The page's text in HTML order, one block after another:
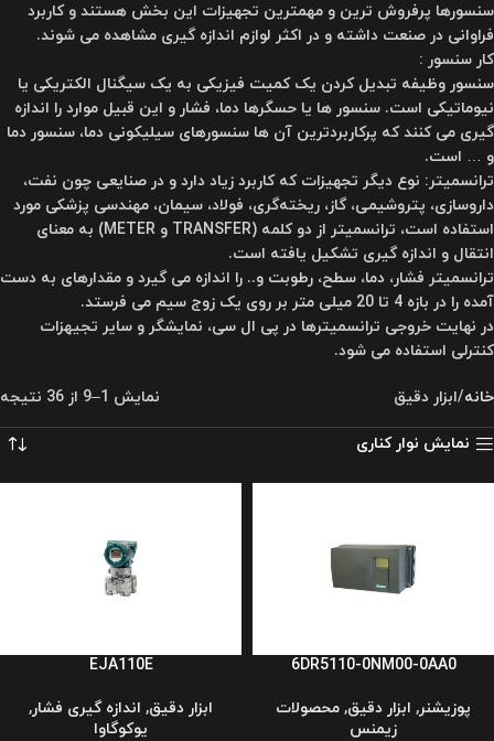
سنسورها پرفروش ترین و مهمترین تجهیزات این بخش هستند و کاربرد
فراوانی در صنعت داشته و در اکثر لوازم اندازه گیری مشاهده می شوند.
کار سنسور :
سنسور وظیفه تبدیل کردن یک کمیت فیزیکی به یک سیگنال الکتریکی یا
نیوماتیکی است. سنسور ها یا حسگرها دما، فشار و این قبیل موارد را اندازه
گیری می کنند که پرکاربردترین آن ها سنسورهای سیلیکونی دما، سنسور دما
و … است.
ترانسمیتر: نوع دیگر تجهیزات که کاربرد زیاد دارد و در صنایعی چون نفت،
داروسازی، پتروشیمی، گاز، ریخته‌گری، فولاد، سیمان، مهندسی پزشکی مورد
استفاده است، ترانسمیتر از دو کلمه (TRANSFER و METER) به معنای
انتقال و اندازه گیری تشکیل یافته است.
ترانسمیتر فشار، دما، سطح، رطوبت و.. را اندازه می گیرد و مقدارهای به دست
آمده را در بازه 4 تا 20 میلی متر بر روی یک زوج سیم می فرستد.
در نهایت خروجی ترانسمیترها در پی ال سی، نمایشگر و سایر تجیهزات
کنترلی استفاده می شود.
خانه ابزار دقیق نمایش 1–9 از 36 نتیجه
نمایش نوار کناری
6DR5110-0NM00-0AA0
پوزیشنر, ابزار دقیق, محصولات
زیمنس
EJA110E
ابزار دقیق, اندازه گیری فشار,
یوکوگاوا